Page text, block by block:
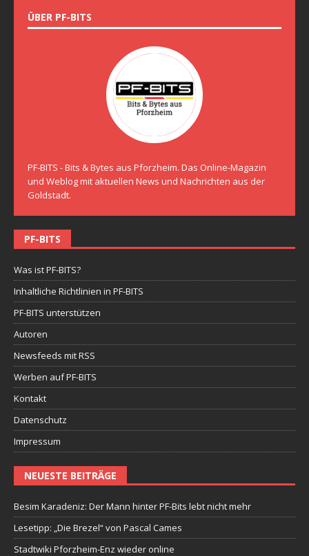
ÜBER PF-BITS
PF-BITS - Bits & Bytes aus Pforzheim. Das Online-Magazin
und Weblog mit aktuellen News und Nachrichten aus der
Goldstadt.
PF-BITS
Was ist PF-BITS?
Inhaltliche Richtlinien in PF-BITS
PF-BITS unterstützen
Autoren
Newsfeeds mit RSS
Werben auf PF-BITS
Kontakt
Datenschutz
Impressum
NEUESTE BEITRÄGE
Besim Karadeniz: Der Mann hinter PF-Bits lebt nicht mehr
Lesetipp: „Die Brezel“ von Pascal Cames
Stadtwiki Pforzheim-Enz wieder online